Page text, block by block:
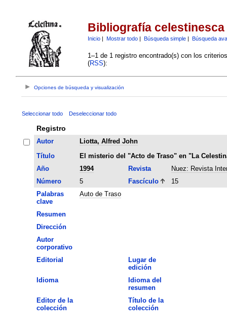
Bibliografía celestinesca
Inicio| Mostrar todo| Búsqueda simple| Búsqueda
1–1 de 1 registro encontrado(s) con los
(RSS):
Opciones de búsqueda y visualización
Seleccionar todo Deseleccionar todo
Registro
Autor
Liotta, Alfred John
Título
El misterio del "Acto de Traso" en "La
Año
1994 Revista
Nuez: Revista
Número
5 Fascículo
15
Palabras
clave
Auto de Traso
Resumen
Dirección
Autor
corporativo
Editorial
Lugar de
edición
Idioma
Idioma del
resumen
Editor de la
colección
Título de la
colección